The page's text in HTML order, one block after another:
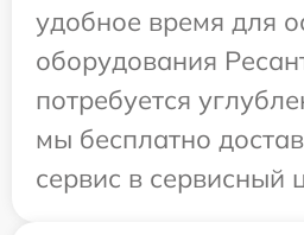
удобное время для
оборудования
потребуется
мы бесплатно
сервис в сервисный